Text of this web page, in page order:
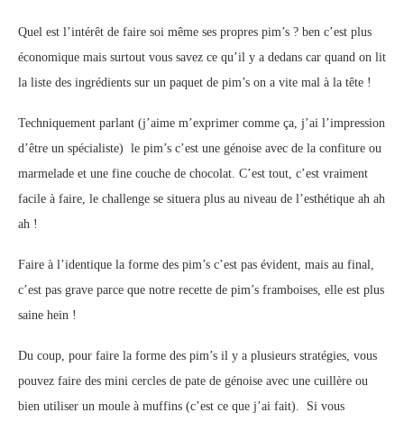
Quel est l’intérêt de faire soi même ses propres pim’s ? ben c’est plus
économique mais surtout vous savez ce qu’il y a dedans car quand on lit
la liste des ingrédients sur un paquet de pim’s on a vite mal à la tête !
Techniquement parlant (j’aime m’exprimer comme ça, j’ai l’impression
d’être un spécialiste) le pim’s c’est une génoise avec de la confiture ou
marmelade et une fine couche de chocolat. C’est tout, c’est vraiment
facile à faire, le challenge se situera plus au niveau de l’esthétique ah ah
ah !
Faire à l’identique la forme des pim’s c’est pas évident, mais au final,
c’est pas grave parce que notre recette de pim’s framboises, elle est plus
saine hein !
Du coup, pour faire la forme des pim’s il y a plusieurs stratégies, vous
pouvez faire des mini cercles de pate de génoise avec une cuillère ou
bien utiliser un moule à muffins (c’est ce que j’ai fait). Si vous